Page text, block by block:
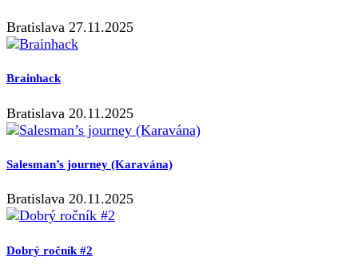
Bratislava 27.11.2025
Brainhack
Bratislava 20.11.2025
Salesman’s journey (Karavána)
Bratislava 20.11.2025
Dobrý ročník #2